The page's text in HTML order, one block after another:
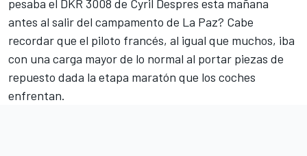
pesaba el DKR 3008 de Cyril Despres esta mañana
antes al salir del campamento de La Paz? Cabe
recordar que el piloto francés, al igual que muchos, iba
con una carga mayor de lo normal al portar piezas de
repuesto dada la etapa maratón que los coches
enfrentan.